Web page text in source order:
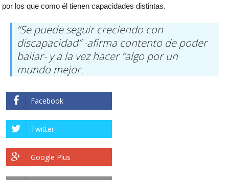
por los que como él tienen capacidades distintas.
“Se puede seguir creciendo con
discapacidad” -afirma contento de poder
bailar- y a la vez hacer “algo por un
mundo mejor.
Facebook
Twitter
Google Plus